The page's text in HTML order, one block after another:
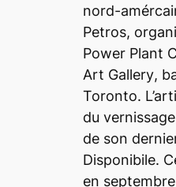
nord-
Petros,
Power Plant
Art Gallery,
Toronto.
du
de son
Disponibile.
en